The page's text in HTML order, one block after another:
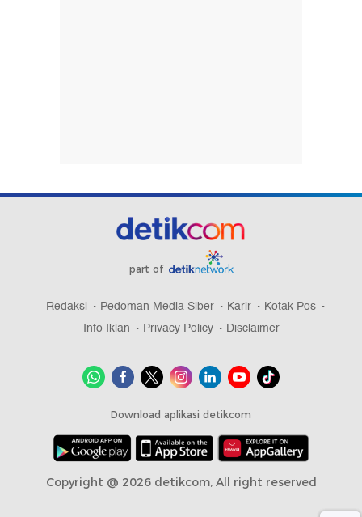
part of
Redaksi Pedoman Media Siber Karir
Kotak Pos
Info Iklan
Privacy Policy Disclaimer
Download aplikasi detikcom
Copyright @ 2026 detikcom, All right reserved